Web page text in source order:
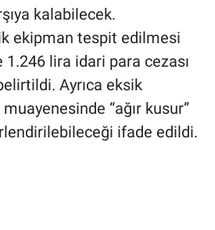
kalabilecek.
ekipman tespit edilmesi
lira idari para cezası
Ayrıca eksik
“ağır kusur”
ifade edildi.